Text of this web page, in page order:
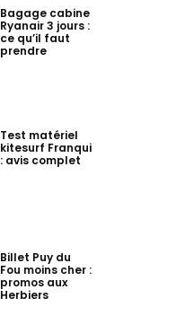
Bagage cabine
Ryanair 3 jours :
ce qu’il faut
prendre
Test matériel
kitesurf Franqui
: avis complet
Billet Puy du
Fou moins cher :
promos aux
Herbiers